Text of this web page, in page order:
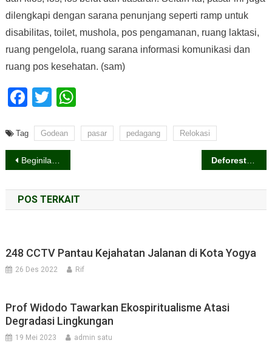
dilengkapi dengan sarana penunjang seperti ramp untuk
disabilitas, toilet, mushola, pos pengamanan, ruang laktasi,
ruang pengelola, ruang sarana informasi komunikasi dan
ruang pos kesehatan. (sam)
Facebook
Twitter
Tag Godean pasar pedagang Relokasi
Navigasi
pos
Beginilah (Homestay) Desa Wisata Deforestasi di Merapi, Sultan Pimpin Reboisasi
POS TERKAIT
248 CCTV Pantau Kejahatan Jalanan di Kota Yogya
26 Des 2022 Rif
Prof Widodo Tawarkan Ekospiritualisme Atasi
Degradasi Lingkungan
19 Mei 2023 admin satu